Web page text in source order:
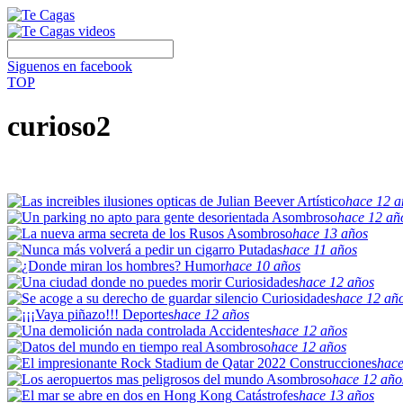
Siguenos en facebook
TOP
curioso2
Artísticohace 12
Asombrosohace 12
Asombrosohace 13 años
Putadashace 11 años
Humorhace 10 años
Curiosidadeshace 12 años
Curiosidadeshace 12
Deporteshace 12 años
Accidenteshace 12 años
Asombrosohace 12 años
Construcciones
Asombrosohace 12
Catástrofeshace 13 años